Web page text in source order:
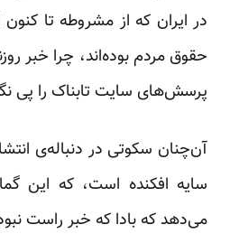
در ایران که از مشروطه تا
حقوق مردم بوده‌اند، چرا خبر
پرسش‌های سایت تابناک را پی
آن‌چنان سکوتی در دنباله‌ی
سایه افکنده است، که این
می‌دهد که بادا که خبر راست